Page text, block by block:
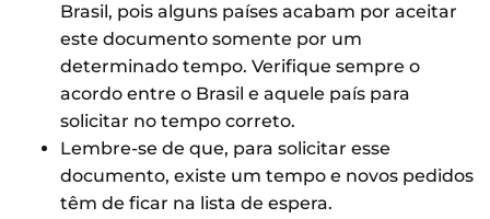
Brasil, pois alguns países acabam por aceitar
este documento somente por um
determinado tempo. Verifique sempre o
acordo entre o Brasil e aquele país para
solicitar no tempo correto.
Lembre-se de que, para solicitar esse
documento, existe um tempo e novos pedidos
têm de ficar na lista de espera.